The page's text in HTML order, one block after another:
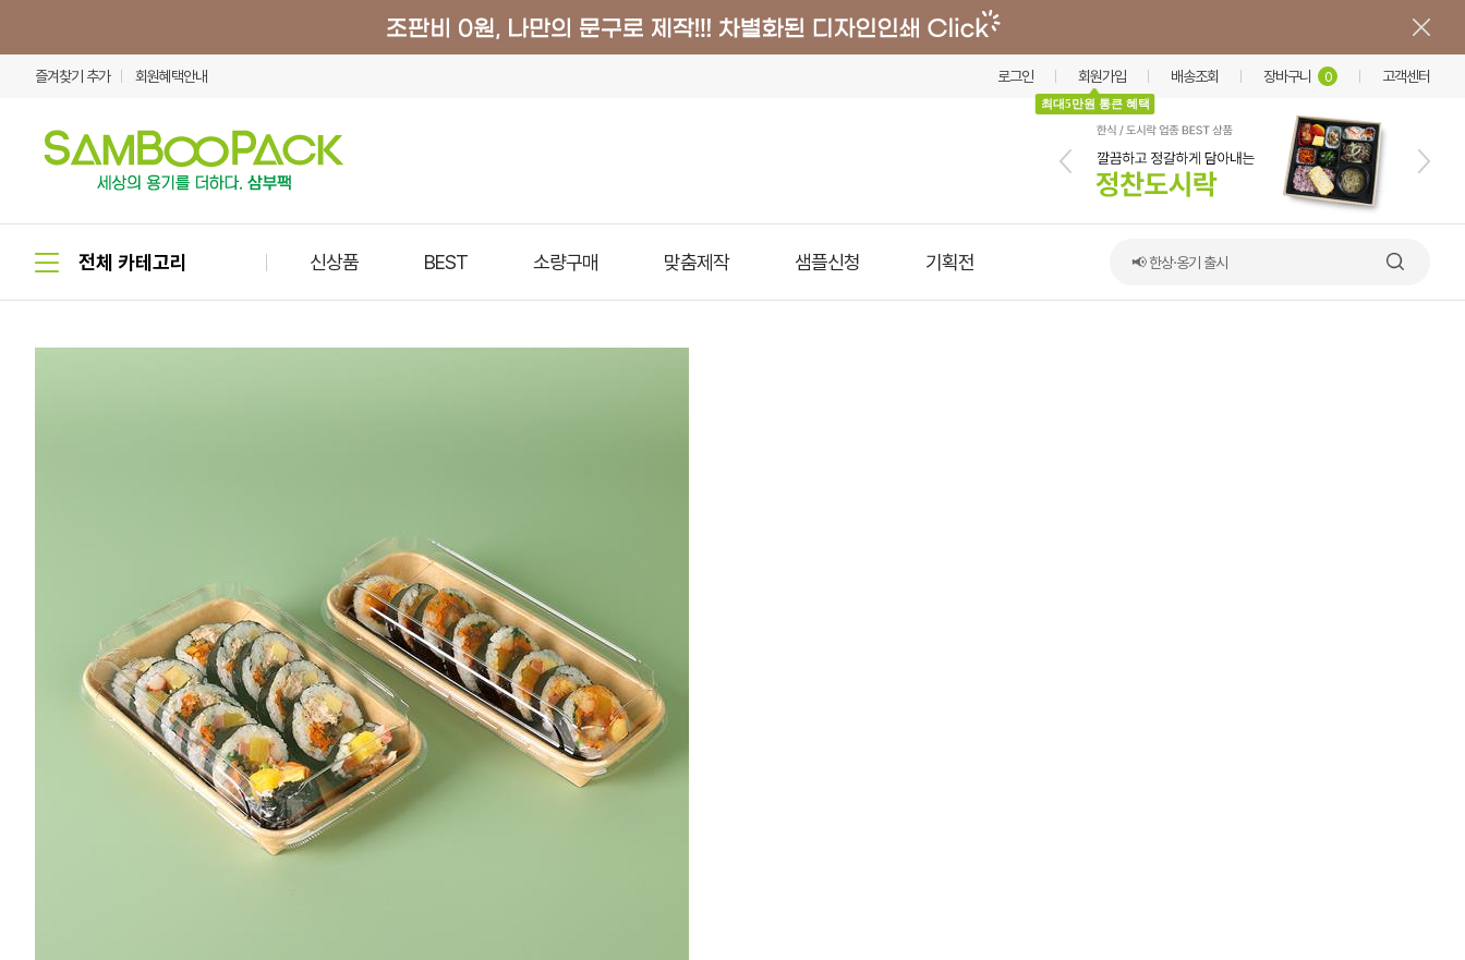
즐겨찾기 추가 회원혜택안내 로그인 회원가입
최대5만원 통큰 혜택
배송조회 장바구니 0 고객센터
신상품 BEST 소량구매 맞춤제작 샘플신청 기획전 ✨NEW 정식 도시락✨